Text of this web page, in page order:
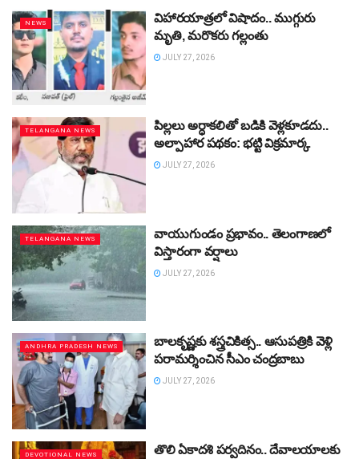
NEWS
విహారయాత్రలో విషాదం.. ముగ్గురు
మృతి, మరొకరు గల్లంతు
JULY 27, 2026
TELANGANA NEWS
పిల్లలు అర్ధాకలితో బడికి వెళ్లకూడదు..
అల్పాహార పథకం: భట్టి విక్రమార్క
JULY 27, 2026
TELANGANA NEWS
వాయుగుండం ప్రభావం.. తెలంగాణలో
విస్తారంగా వర్షాలు
JULY 27, 2026
ANDHRA PRADESH NEWS
బాలకృష్ణకు శస్త్రచికిత్స.. ఆసుపత్రికి వెళ్లి
పరామర్శించిన సీఎం చంద్రబాబు
JULY 27, 2026
DEVOTIONAL NEWS
తొలి ఏకాదశి పర్వదినం.. దేవాలయాలకు